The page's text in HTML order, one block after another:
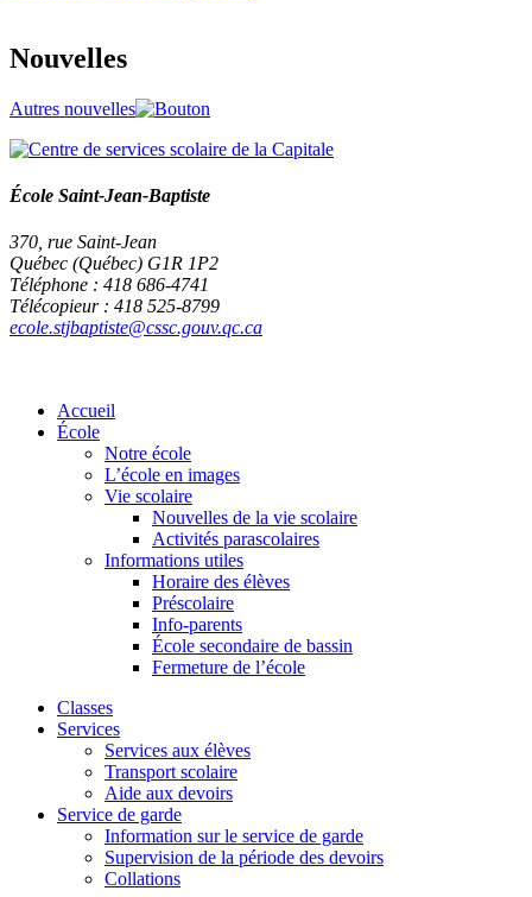
Nouvelles
Autres nouvelles
École Saint-Jean-Baptiste
370, rue Saint-Jean
Québec (Québec) G1R 1P2
Téléphone : 418 686-4741
Télécopieur : 418 525-8799
ecole.stjbaptiste@cssc.gouv.qc.ca
Accueil
École
Notre école
L’école en images
Vie scolaire
Nouvelles de la vie scolaire
Activités parascolaires
Informations utiles
Horaire des élèves
Préscolaire
Info-parents
École secondaire de bassin
Fermeture de l’école
Classes
Services
Services aux élèves
Transport scolaire
Aide aux devoirs
Service de garde
Information sur le service de garde
Supervision de la période des devoirs
Collations